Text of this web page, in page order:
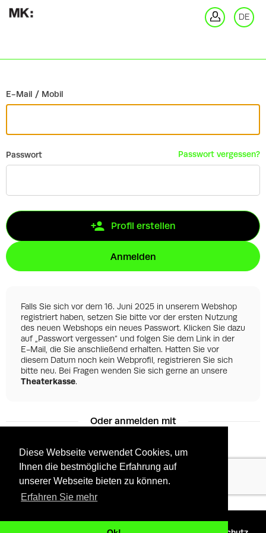
Diese Webseite verwendet Cookies, um
Ihnen die bestmögliche Erfahrung auf
unserer Webseite bieten zu können.
Erfahren Sie mehr
DE
E-Mail / Mobil
Passwort Passwort vergessen?
Profil erstellen
Anmelden
Falls Sie sich vor dem 16. Juni 2025 in unserem Webshop
registriert haben, setzen Sie bitte vor der ersten Nutzung
des neuen Webshops ein neues Passwort. Klicken Sie dazu
auf „Passwort vergessen“ und folgen Sie dem Link in der
E-Mail, die Sie anschließend erhalten. Hatten Sie vor
diesem Datum noch kein Webprofil, registrieren Sie sich
bitte neu. Bei Fragen wenden Sie sich gerne an unsere
Theaterkasse.
Oder anmelden mit
Facebook